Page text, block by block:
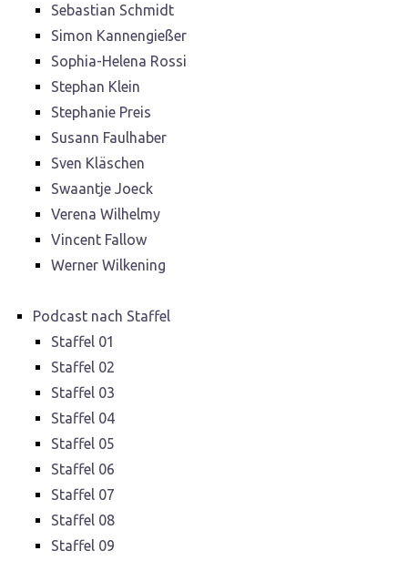
Sebastian Schmidt
Simon Kannengießer
Sophia-Helena Rossi
Stephan Klein
Stephanie Preis
Susann Faulhaber
Sven Kläschen
Swaantje Joeck
Verena Wilhelmy
Vincent Fallow
Werner Wilkening
Podcast nach Staffel
Staffel 01
Staffel 02
Staffel 03
Staffel 04
Staffel 05
Staffel 06
Staffel 07
Staffel 08
Staffel 09